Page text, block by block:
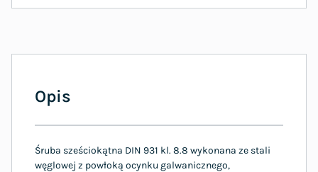
Opis
Śruba sześciokątna DIN 931 kl. 8.8 wykonana ze stali
węglowej z powłoką ocynku galwanicznego,